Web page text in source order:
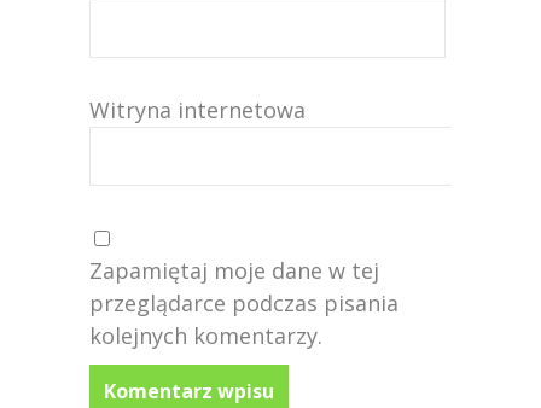
Witryna internetowa
Zapamiętaj moje dane w tej
przeglądarce podczas pisania
kolejnych komentarzy.